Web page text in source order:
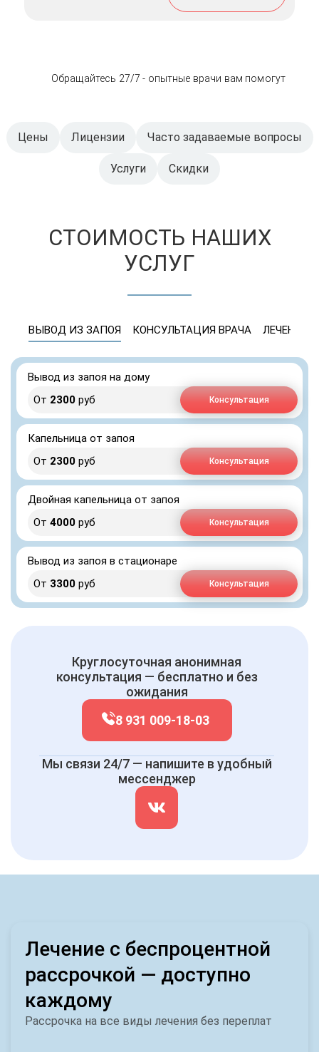
Обращайтесь 27/7 - опытные врачи вам помогут
Цены Лицензии Часто задаваемые вопросы
Услуги Скидки
СТОИМОСТЬ НАШИХ
УСЛУГ
ВЫВОД ИЗ ЗАПОЯ КОНСУЛЬТАЦИЯ ВРАЧА ЛЕЧЕНИЕ
Вывод из запоя на дому
От 2300 руб Консультация
Капельница от запоя
От 2300 руб Консультация
Двойная капельница от запоя
От 4000 руб Консультация
Вывод из запоя в стационаре
От 3300 руб Консультация
Круглосуточная анонимная
консультация — бесплатно и без
ожидания
8 931 009-18-03
Мы связи 24/7 — напишите в удобный
мессенджер
Лечение с беспроцентной
рассрочкой — доступно
каждому
Рассрочка на все виды лечения без переплат